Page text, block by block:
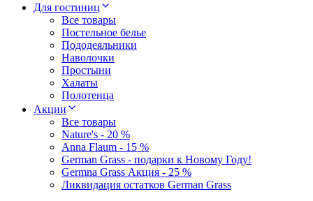
Для гостиниц
Все товары
Постельное белье
Пододеяльники
Наволочки
Простыни
Халаты
Полотенца
Акции
Все товары
Nature's - 20 %
Anna Flaum - 15 %
German Grass - подарки к Новому Году!
Germna Grass Акция - 25 %
Ликвидация остатков German Grass